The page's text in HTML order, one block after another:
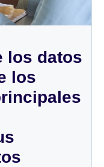
los datos
los